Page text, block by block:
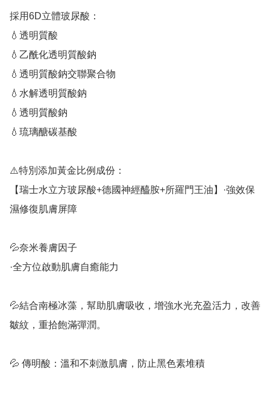
採用6D立體玻尿酸：
💧透明質酸
💧乙酰化透明質酸鈉
💧透明質酸鈉交聯聚合物
💧水解透明質酸鈉
💧透明質酸鈉
💧琉璃醣碳基酸
⚠️特別添加黃金比例成份：
【瑞士水立方玻尿酸+德國神經醯胺+所羅門王油】·強效保
濕修復肌膚屏障
💦奈米養膚因子
·全方位啟動肌膚自癒能力
💦結合南極冰藻，幫助肌膚吸收，增強水光充盈活力，改善
皺紋，重拾飽滿彈潤。
💦 傳明酸：溫和不刺激肌膚，防止黑色素堆積